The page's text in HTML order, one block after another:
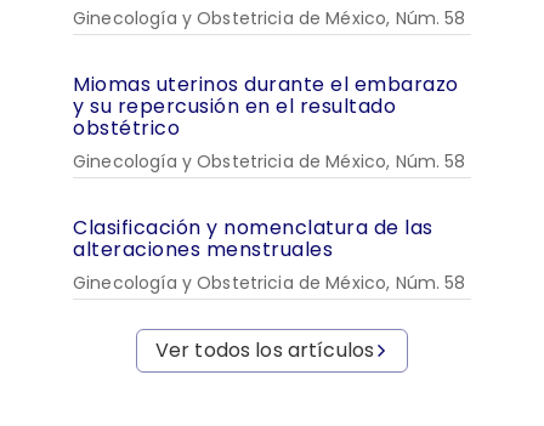
Ginecología y Obstetricia de México, Núm. 58
Miomas uterinos durante el embarazo
y su repercusión en el resultado
obstétrico
Ginecología y Obstetricia de México, Núm. 58
Clasificación y nomenclatura de las
alteraciones menstruales
Ginecología y Obstetricia de México, Núm. 58
Ver todos los artículos